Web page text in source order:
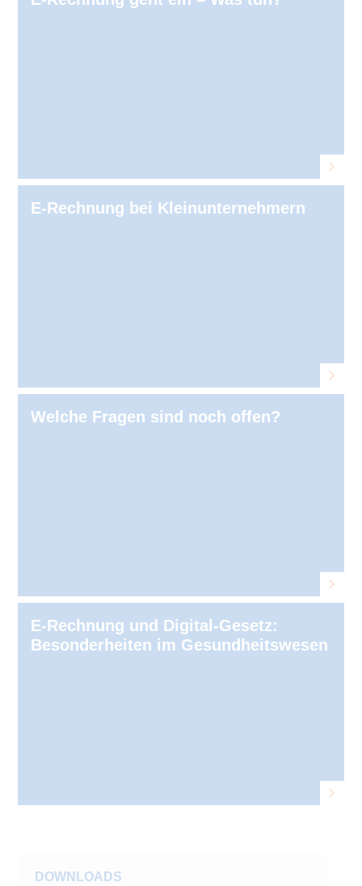
E-Rechnung bei Kleinunternehmern
Welche Fragen sind noch offen?
E-Rechnung und Digital-Gesetz:
Besonderheiten im Gesundheitswesen
DOWNLOADS